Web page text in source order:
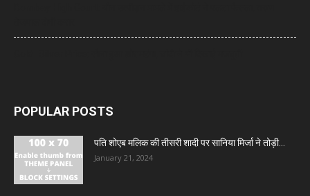
POPULAR POSTS
पति शोएब मलिक की तीसरी शादी पर सानिया मिर्जा ने तोड़ी...
January 21, 2024